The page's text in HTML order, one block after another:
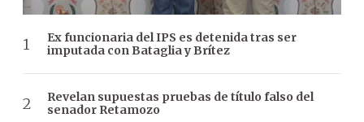
Ex funcionaria del IPS es detenida tras ser
imputada con Bataglia y Brítez
Revelan supuestas pruebas de título falso del
senador Retamozo